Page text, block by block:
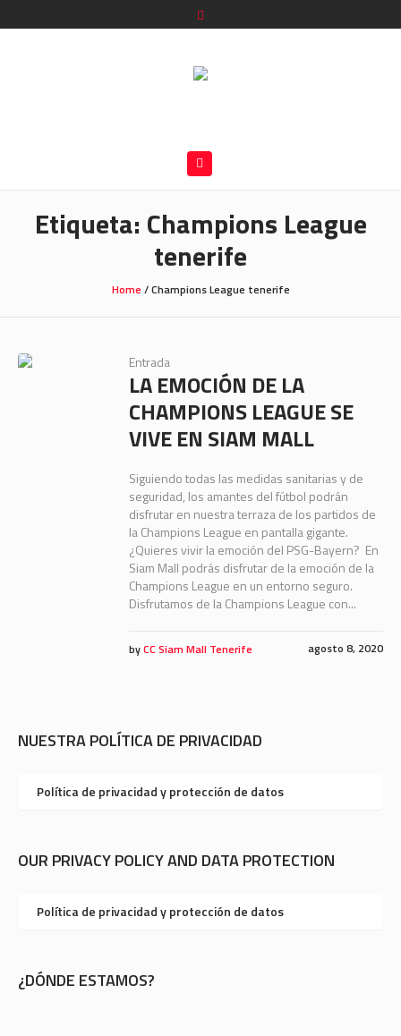
Etiqueta: Champions League
tenerife
Home/Champions League tenerife
Entrada
LA EMOCIÓN DE LA
CHAMPIONS LEAGUE SE
VIVE EN SIAM MALL
Siguiendo todas las medidas sanitarias y de
seguridad, los amantes del fútbol podrán
disfrutar en nuestra terraza de los partidos de
la Champions League en pantalla gigante.
¿Quieres vivir la emoción del PSG-Bayern? En
Siam Mall podrás disfrutar de la emoción de la
Champions League en un entorno seguro.
Disfrutamos de la Champions League con...
agosto 8, 2020
byCC Siam Mall Tenerife
NUESTRA POLÍTICA DE PRIVACIDAD
Política de privacidad y protección de datos
OUR PRIVACY POLICY AND DATA PROTECTION
Política de privacidad y protección de datos
¿DÓNDE ESTAMOS?